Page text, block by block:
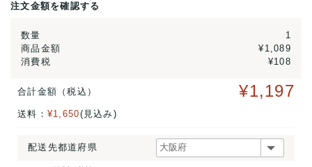
注文金額を確認する
数量
1
商品金額
¥1,089
消費税
¥108
合計金額（税込） ¥1,197
送料： ¥1,650(見込み)
配送先都道府県